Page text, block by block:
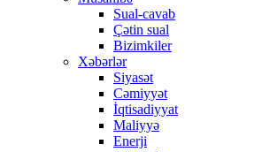
Sual-cavab
Çətin sual
Bizimkiler
Xəbərlər
Siyasət
Cəmiyyət
İqtisadiyyat
Maliyyə
Enerji